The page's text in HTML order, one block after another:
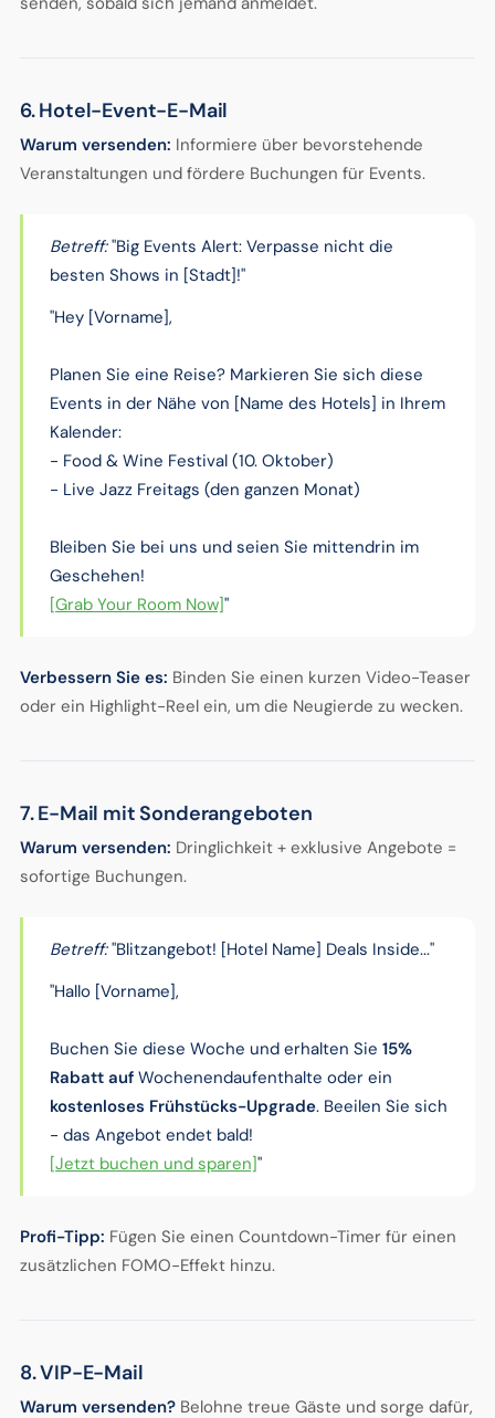
6. Hotel-Event-E-Mail
Warum versenden: Informiere über bevorstehende
Veranstaltungen und fördere Buchungen für Events.
Betreff:"Big Events Alert: Verpasse nicht die
besten Shows in [Stadt]!"
"Hey [Vorname],
Planen Sie eine Reise? Markieren Sie sich diese
Events in der Nähe von [Name des Hotels] in Ihrem
Kalender:
- Food & Wine Festival (10. Oktober)
- Live Jazz Freitags (den ganzen Monat)
Bleiben Sie bei uns und seien Sie mittendrin im
Geschehen!
[Grab Your Room Now]"
Verbessern Sie es: Binden Sie einen kurzen Video-Teaser
oder ein Highlight-Reel ein, um die Neugierde zu wecken.
7. E-Mail mit Sonderangeboten
Warum versenden: Dringlichkeit + exklusive Angebote =
sofortige Buchungen.
Betreff:"Blitzangebot! [Hotel Name] Deals Inside..."
"Hallo [Vorname],
Buchen Sie diese Woche und erhalten Sie 15%
Rabatt aufWochenendaufenthalte oder ein
kostenloses Frühstücks-Upgrade. Beeilen Sie sich
- das Angebot endet bald!
[Jetzt buchen und sparen]"
Profi-Tipp: Fügen Sie einen Countdown-Timer für einen
zusätzlichen FOMO-Effekt hinzu.
8. VIP-E-Mail
Warum versenden?Belohne treue Gäste und sorge dafür,